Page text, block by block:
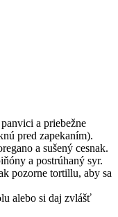
a priebežne
pred zapekaním).
a sušený cesnak.
a postrúhaný syr.
pozorne tortillu, aby sa
alebo si daj zvlášť